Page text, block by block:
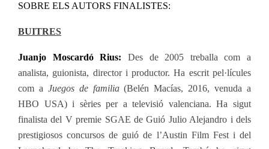
SOBRE ELS AUTORS FINALISTES:
BUITRES
Juanjo Moscardó Rius:
Des de 2005 treballa com a
analista, guionista, director i productor. Ha escrit pel·lícules
com a Juegos de familia(Belén Macías, 2016, venuda a
HBO USA) i sèries per a televisió valenciana. Ha sigut
finalista del V premie SGAE de Guió Julio Alejandro i dels
prestigiosos concursos de guió de l’Austin Film Fest i del